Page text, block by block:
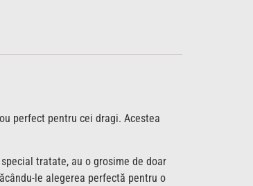
perfect pentru cei dragi. Acestea
tratate, au o grosime de doar
le alegerea perfectă pentru o